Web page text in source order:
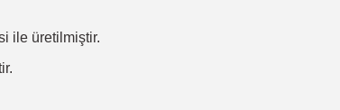
ile üretilmiştir.